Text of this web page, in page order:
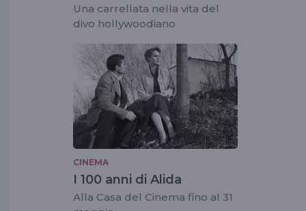
Una carrellata nella vita del
divo hollywoodiano
CINEMA
I 100 anni di Alida
Alla Casa del Cinema fino al 31